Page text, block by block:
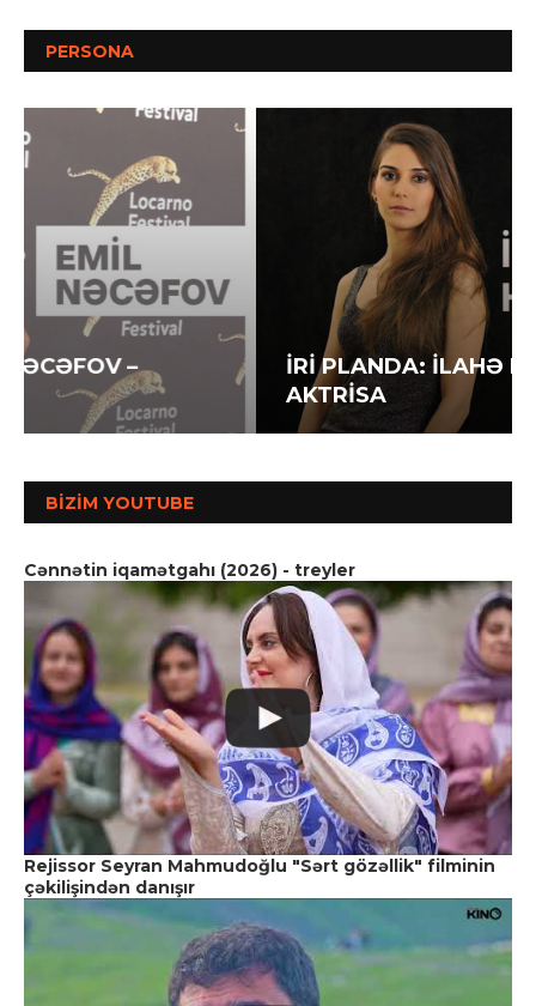
PERSONA
İRİ PLANDA: İLAHƏ HƏSƏNOVA –
AKTRİSA
BIZIM YOUTUBE
Cənnətin iqamətgahı (2026) - treyler
Rejissor Seyran Mahmudoğlu "Sərt gözəllik" filminin
çəkilişindən danışır